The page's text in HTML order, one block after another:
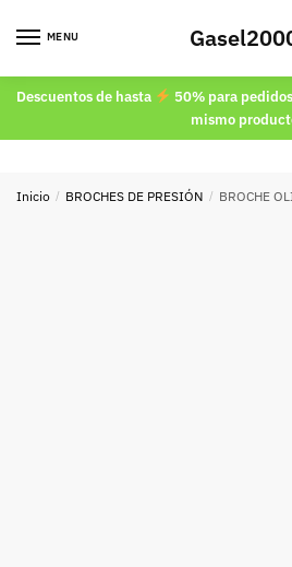
MENU
Descuentos de hasta
50% para
mismo
Inicio / BROCHES DE PRESIÓN / BROCHE